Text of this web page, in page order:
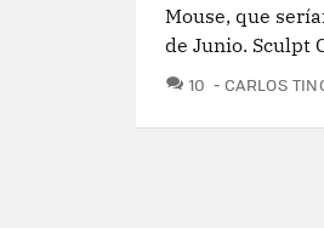
Mouse, que
de Junio. Sculpt
10
CARLOS